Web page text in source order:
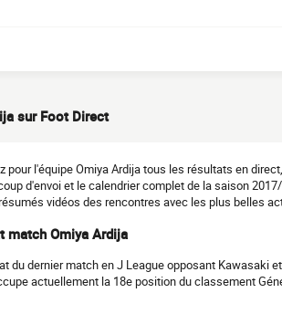
sur Foot Direct
pour l'équipe Omiya Ardija tous les résultats en
d'envoi et le calendrier complet de la saison
vidéos des rencontres avec les plus belles
match Omiya Ardija
du dernier match en J League opposant Kawasaki
actuellement la 18e position du classement